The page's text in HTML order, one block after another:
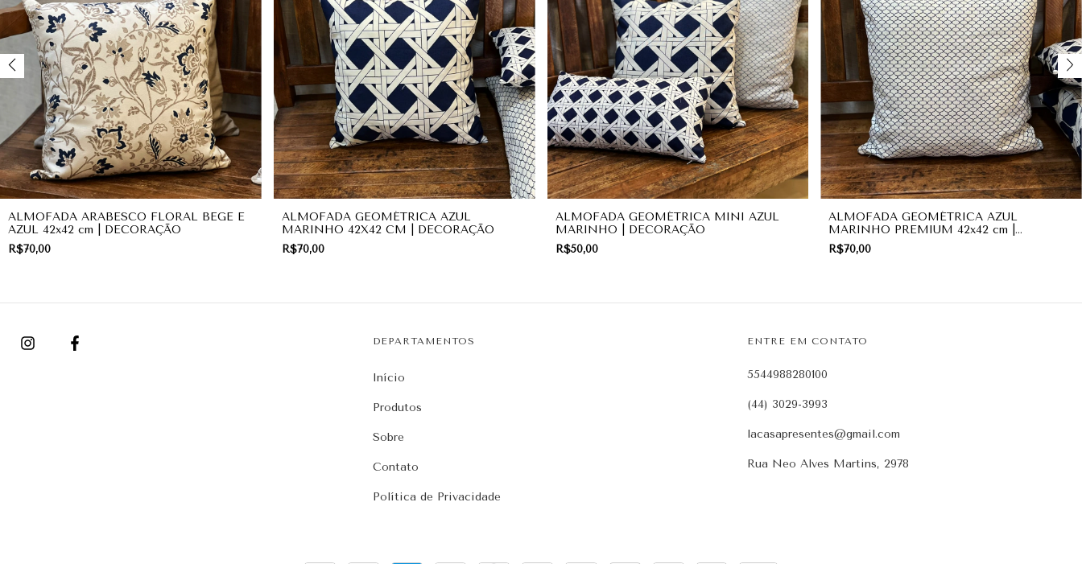
ALMOFADA ARABESCO FLORAL BEGE E
AZUL 42x42 cm | DECORAÇÃO
R$70,00
ALMOFADA GEOMÉTRICA AZUL
MARINHO 42X42 CM | DECORAÇÃO
R$70,00
ALMOFADA GEOMÉTRICA MINI AZUL
MARINHO | DECORAÇÃO
R$50,00
ALMOFADA GEOMÉTRICA AZUL
MARINHO PREMIUM 42x42 cm |
DECORAÇÃO
R$70,00
DEPARTAMENTOS
Início
Produtos
Sobre
Contato
Política de Privacidade
ENTRE EM CONTATO
5544988280100
(44) 3029-3993
lacasapresentes@gmail.com
Rua Neo Alves Martins, 2978